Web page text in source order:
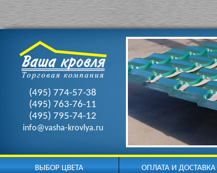
(495) 774-57-38
(495) 763-76-11
(495) 795-74-12
info@vasha-krovlya.ru
ВЫБОР ЦВЕТА ОПЛАТА И ДОСТАВКА